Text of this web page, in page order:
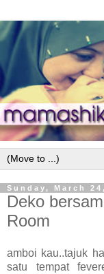
Sunday, March
Deko
Room
amboi kau..tajuk
satu tempat